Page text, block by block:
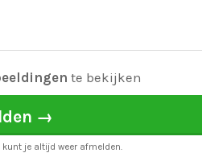
te bekijken
→
kunt je altijd weer afmelden.